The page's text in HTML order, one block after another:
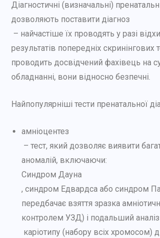
Діагностичні (визначальні)
дозволяють поставити діагноз
– найчастіше їх проводять у разі
результатів попередніх скринінгових
проводить досвідчений фахівець на
обладнанні, вони відносно безпечні.
Найпопулярніші тести пренатальної
амніоцентез
– тест, який дозволяє виявити
аномалій, включаючи:
Синдром Дауна
, синдром Едвардса або синдром
передбачає взяття зразка
контролем УЗД) і подальший аналіз
каріотипу (набору всіх хромосом)